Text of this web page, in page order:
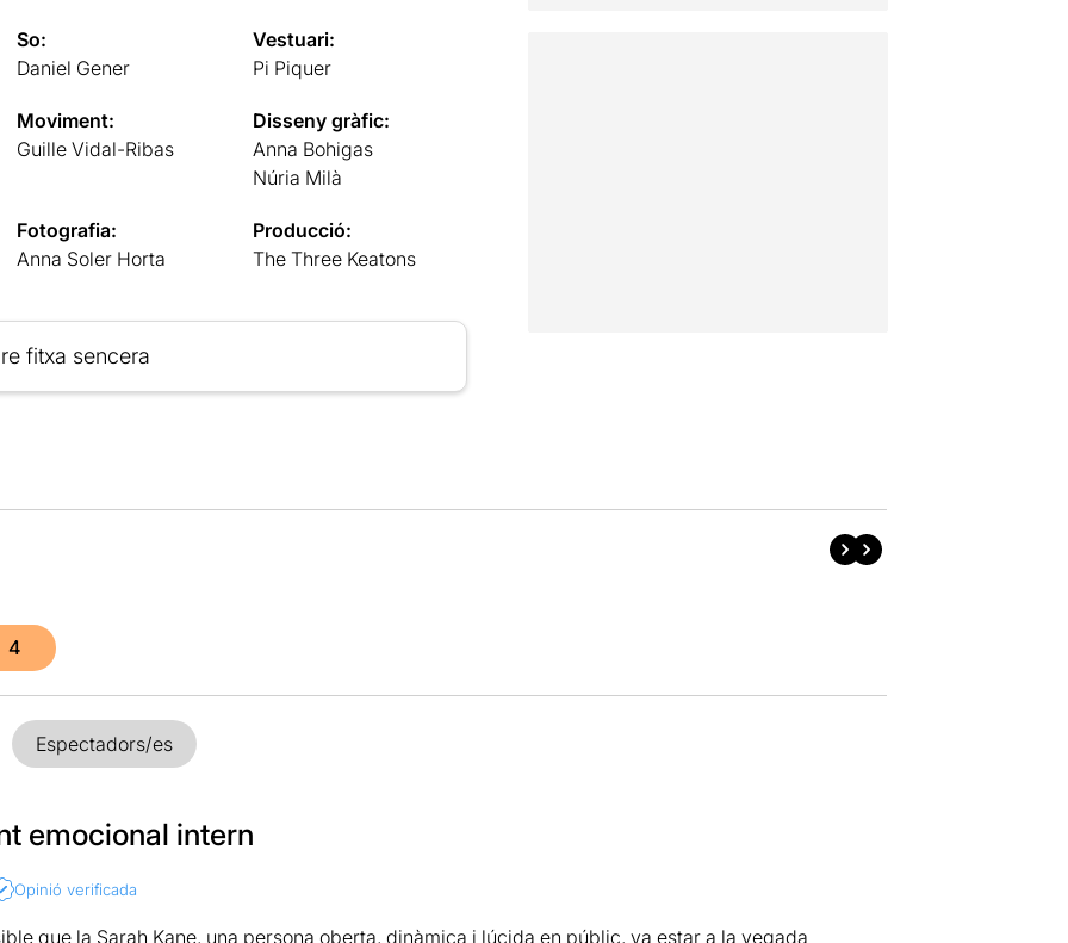
So:
Daniel Gener
Vestuari:
Pi Piquer
Moviment:
Guille Vidal-Ribas
Disseny gràfic:
Anna Bohigas
Núria Milà
Fotografia:
Anna Soler Horta
Producció:
The Three Keatons
fitxa sencera
4
Espectadors/es
emocional intern
Opinió verificada
que la Sarah Kane, una persona oberta, dinàmica i lúcida en públic, va estar a la vegada